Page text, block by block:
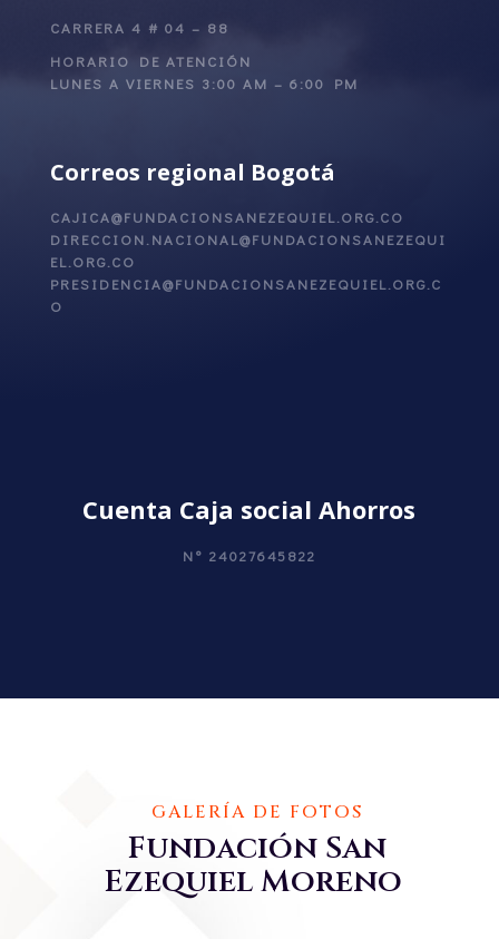
CARRERA 4 # 04 – 88
HORARIO DE ATENCIÓN
LUNES A VIERNES 3:00 AM – 6:00 PM
Correos regional Bogotá
CAJICA@FUNDACIONSANEZEQUIEL.ORG.CO
DIRECCION.NACIONAL@FUNDACIONSANEZEQUI
EL.ORG.CO
PRESIDENCIA@FUNDACIONSANEZEQUIEL.ORG.C
O
Cuenta Caja social Ahorros
N° 24027645822
GALERÍA DE FOTOS
Fundación San
Ezequiel Moreno